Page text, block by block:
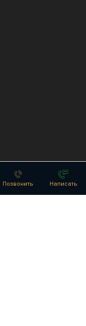
Позвонить Написать